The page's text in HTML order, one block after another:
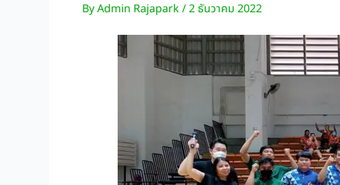
ByAdmin Rajapark/2 ธันวาคม 2022